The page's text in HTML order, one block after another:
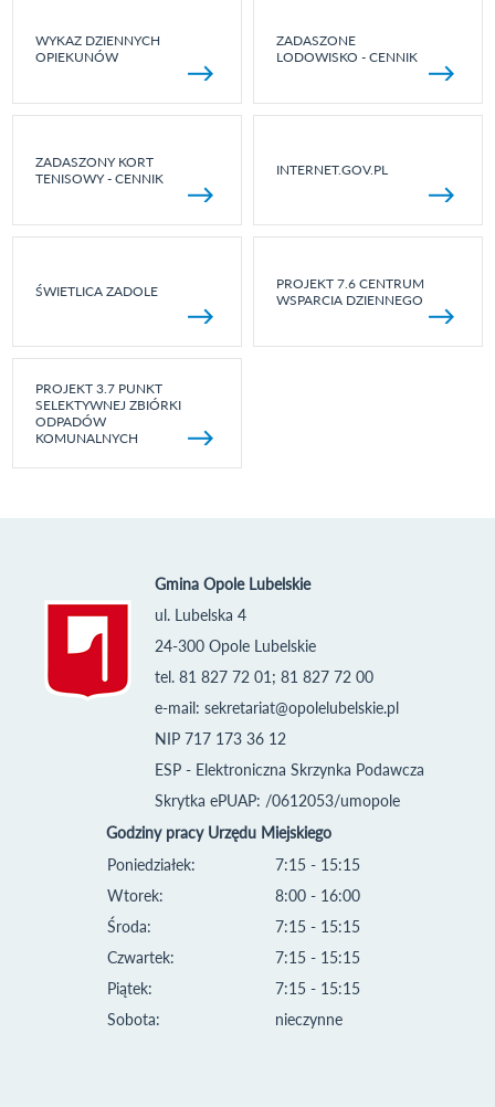
WYKAZ DZIENNYCH
OPIEKUNÓW
ZADASZONE
LODOWISKO - CENNIK
ZADASZONY KORT
TENISOWY - CENNIK
INTERNET.GOV.PL
ŚWIETLICA ZADOLE
PROJEKT 7.6 CENTRUM
WSPARCIA DZIENNEGO
PROJEKT 3.7 PUNKT
SELEKTYWNEJ ZBIÓRKI
ODPADÓW
KOMUNALNYCH
Gmina Opole Lubelskie
ul. Lubelska 4
24-300 Opole Lubelskie
tel. 81 827 72 01; 81 827 72 00
e-mail: sekretariat@opolelubelskie.pl
NIP 717 173 36 12
ESP - Elektroniczna Skrzynka Podawcza
Skrytka ePUAP: /0612053/umopole
Godziny pracy Urzędu Miejskiego
Poniedziałek:
Wtorek:
Środa:
Czwartek:
Piątek:
Sobota:
7:15 - 15:15
8:00 - 16:00
7:15 - 15:15
7:15 - 15:15
7:15 - 15:15
nieczynne